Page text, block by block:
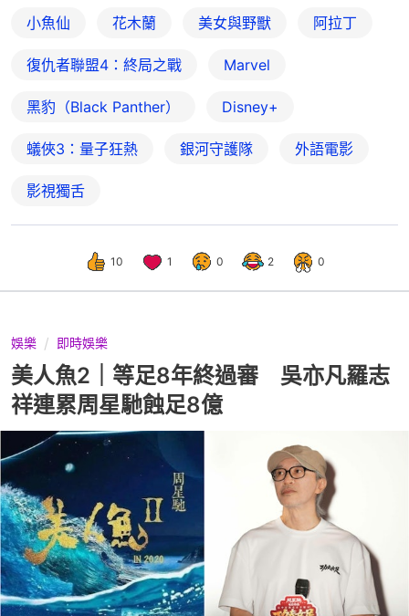
小魚仙 花木蘭 美女與野獸 阿拉丁
復仇者聯盟4：終局之戰 Marvel
黑豹（Black Panther） Disney+
蟻俠3：量子狂熱 銀河守護隊 外語電影
影視獨舌
10 1 0 2 0
娛樂 即時娛樂
美人魚2｜等足8年終過審 吳亦凡羅志
祥連累周星馳蝕足8億